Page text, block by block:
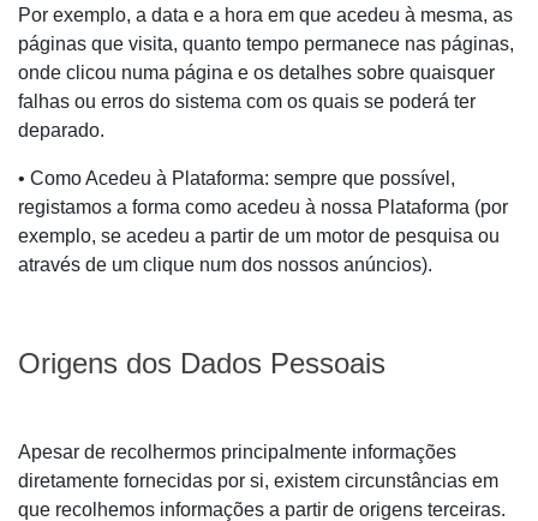
Por exemplo, a data e a hora em que acedeu à mesma, as
páginas que visita, quanto tempo permanece nas páginas,
onde clicou numa página e os detalhes sobre quaisquer
falhas ou erros do sistema com os quais se poderá ter
deparado.
• Como Acedeu à Plataforma: sempre que possível,
registamos a forma como acedeu à nossa Plataforma (por
exemplo, se acedeu a partir de um motor de pesquisa ou
através de um clique num dos nossos anúncios).
Origens dos Dados Pessoais
Apesar de recolhermos principalmente informações
diretamente fornecidas por si, existem circunstâncias em
que recolhemos informações a partir de origens terceiras.